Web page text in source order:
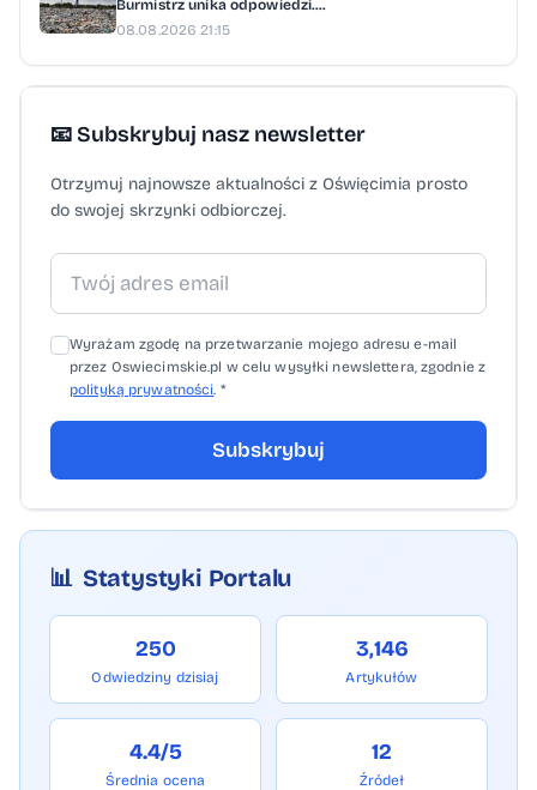
warsztaty terapeutyczne dla osób
niepełnosprawnych”. Uczniowie korzystają
z zajęć z elementami lagoterapii, czyli terapii
z udziałem królików, oraz arteterapii. Projekt
i przeciwdziała marginalizacji osób
Powiat Oświęcimski
Burmistrz unika odpowiedzi....
08.08.2026 21:15
📧 Subskrybuj nasz newsletter
Otrzymuj najnowsze aktualności z Oświęcimia prosto
do swojej skrzynki odbiorczej.
Wyrażam zgodę na przetwarzanie mojego adresu e-mail
przez Oswiecimskie.pl w celu wysyłki newslettera, zgodnie z
polityką prywatności. *
Subskrybuj
📊 Statystyki Portalu
250
Odwiedziny dzisiaj
3,146
Artykułów
4.4/5
Średnia ocena
12
Źródeł